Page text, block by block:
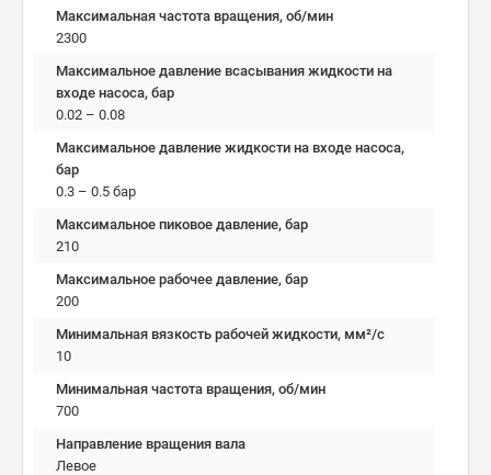
Максимальная частота вращения, об/мин
2300
Максимальное давление всасывания жидкости на
входе насоса, бар
0.02 – 0.08
Максимальное давление жидкости на входе насоса,
бар
0.3 – 0.5 бар
Максимальное пиковое давление, бар
210
Максимальное рабочее давление, бар
200
Минимальная вязкость рабочей жидкости, мм²/c
10
Минимальная частота вращения, об/мин
700
Направление вращения вала
Левое